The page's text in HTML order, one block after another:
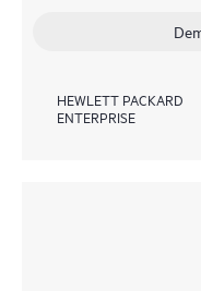
HEWLETT PACKARD
ENTERPRISE